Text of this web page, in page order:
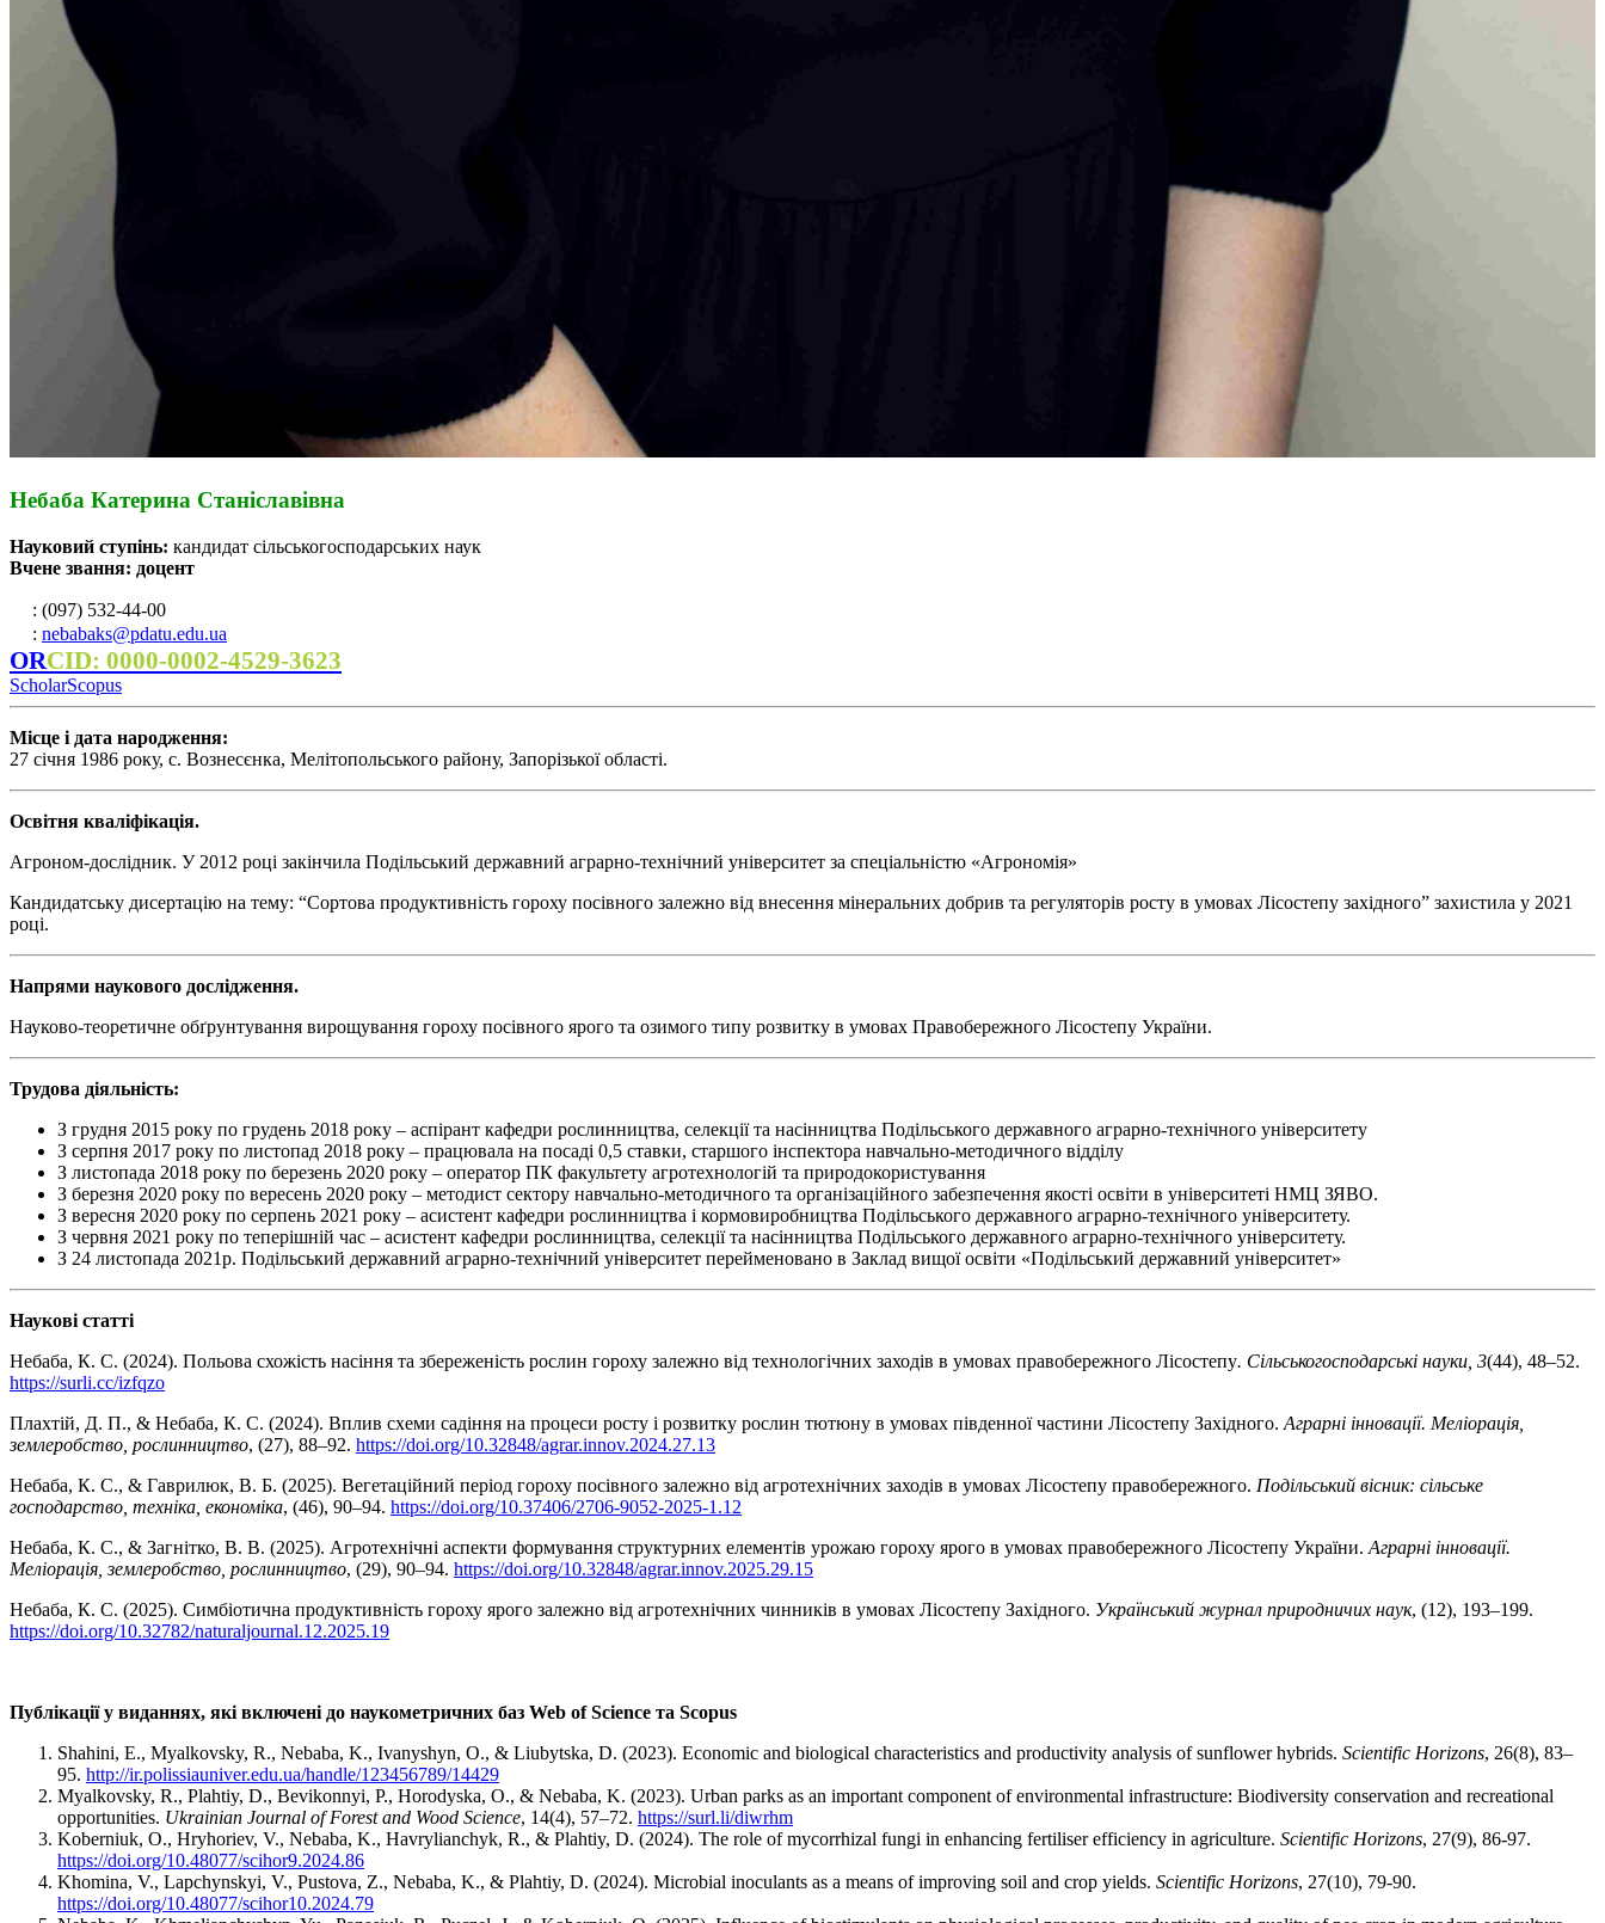
Небаба Катерина Станіславівна
Науковий ступінь: кандидат сільськогосподарських наук
Вчене звання: доцент
: (097) 532-44-00
: nebabaks@pdatu.edu.ua
ORCID: 0000-0002-4529-3623
ScholarScopus
Місце і дата народження:
27 січня 1986 року, с. Вознесєнка, Мелітопольського району, Запорізької області.
Освітня кваліфікація.
Агроном-дослідник. У 2012 році закінчила Подільський державний аграрно-технічний університет за спеціальністю «Агрономія»
Кандидатську дисертацію на тему: “Сортова продуктивність гороху посівного залежно від внесення мінеральних добрив та регуляторів росту в умовах Лісостепу західного” захистила у 2021
році.
Напрями наукового дослідження.
Науково-теоретичне обґрунтування вирощування гороху посівного ярого та озимого типу розвитку в умовах Правобережного Лісостепу України.
Трудова діяльність:
З грудня 2015 року по грудень 2018 року – аспірант кафедри рослинництва, селекції та насінництва Подільського державного аграрно-технічного університету
З серпня 2017 року по листопад 2018 року – працювала на посаді 0,5 ставки, старшого інспектора навчально-методичного відділу
З листопада 2018 року по березень 2020 року – оператор ПК факультету агротехнологій та природокористування
З березня 2020 року по вересень 2020 року – методист сектору навчально-методичного та організаційного забезпечення якості освіти в університеті НМЦ ЗЯВО.
З вересня 2020 року по серпень 2021 року – асистент кафедри рослинництва і кормовиробництва Подільського державного аграрно-технічного університету.
З червня 2021 року по теперішній час – асистент кафедри рослинництва, селекції та насінництва Подільського державного аграрно-технічного університету.
З 24 листопада 2021р. Подільський державний аграрно-технічний університет перейменовано в Заклад вищої освіти «Подільський державний університет»
Наукові статті
Небаба, К. С. (2024). Польова схожість насіння та збереженість рослин гороху залежно від технологічних заходів в умовах правобережного Лісостепу. Сільськогосподарські науки, 3(44), 48–52.
https://surli.cc/izfqzo
Плахтій, Д. П., & Небаба, К. С. (2024). Вплив схеми садіння на процеси росту і розвитку рослин тютюну в умовах південної частини Лісостепу Західного. Аграрні інновації. Меліорація,
землеробство, рослинництво, (27), 88–92. https://doi.org/10.32848/agrar.innov.2024.27.13
Небаба, К. С., & Гаврилюк, В. Б. (2025). Вегетаційний період гороху посівного залежно від агротехнічних заходів в умовах Лісостепу правобережного. Подільський вісник: сільське
господарство, техніка, економіка, (46), 90–94. https://doi.org/10.37406/2706-9052-2025-1.12
Небаба, К. С., & Загнітко, В. В. (2025). Агротехнічні аспекти формування структурних елементів урожаю гороху ярого в умовах правобережного Лісостепу України. Аграрні інновації.
Меліорація, землеробство, рослинництво, (29), 90–94. https://doi.org/10.32848/agrar.innov.2025.29.15
Небаба, К. С. (2025). Симбіотична продуктивність гороху ярого залежно від агротехнічних чинників в умовах Лісостепу Західного. Український журнал природничих наук, (12), 193–199.
https://doi.org/10.32782/naturaljournal.12.2025.19
Публікації у виданнях, які включені до наукометричних баз Web of Science та Scopus
Shahini, E., Myalkovsky, R., Nebaba, K., Ivanyshyn, O., & Liubytska, D. (2023). Economic and biological characteristics and productivity analysis of sunflower hybrids. Scientific Horizons, 26(8), 83–
95. http://ir.polissiauniver.edu.ua/handle/123456789/14429
Myalkovsky, R., Plahtiy, D., Bevikonnyi, P., Horodyska, O., & Nebaba, K. (2023). Urban parks as an important component of environmental infrastructure: Biodiversity conservation and recreational
opportunities. Ukrainian Journal of Forest and Wood Science, 14(4), 57–72. https://surl.li/diwrhm
Koberniuk, O., Hryhoriev, V., Nebaba, K., Havrylianchyk, R., & Plahtiy, D. (2024). The role of mycorrhizal fungi in enhancing fertiliser efficiency in agriculture. Scientific Horizons, 27(9), 86-97.
https://doi.org/10.48077/scihor9.2024.86
Khomina, V., Lapchynskyi, V., Pustova, Z., Nebaba, K., & Plahtiy, D. (2024). Microbial inoculants as a means of improving soil and crop yields. Scientific Horizons, 27(10), 79-90.
https://doi.org/10.48077/scihor10.2024.79